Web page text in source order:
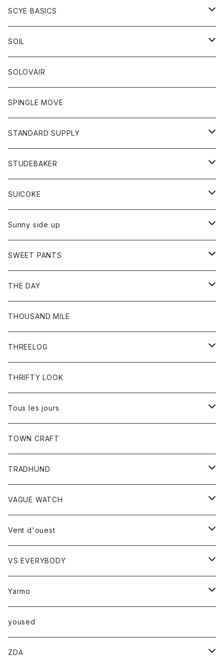
ボトム
ワンピース
パーカー
Tシャツ
トップス
Tシャツ
トレーナー
ボトム
ショートパンツ
スカート
レディース
スカート
Tシャツ
アクセサリー
バック
靴
アウター
カーディガン
コート
グッズ
ネクタイ
グローブ
アクセサリー
トップス
カットソー
カーディガン
ボトム
ショートパンツ
パンツ
レディース
カットソー
カーディガン
ワンピース
コート
SCYE BASICS
ボトム
ジーンズ
チノパン
トップス
ポロシャツ
ベスト
靴
SOIL
靴
ワンピース
トップス
カットソー
ボトム
パンツ
オーバーオール
SOLOVAIR
SPINGLE MOVE
STANDARD SUPPLY
財布
バッグ
STUDEBAKER
アクセサリー
ブレスレット
リング
SUICOKE
ブーツ
サンダル
Sunny side up
アウター
Ｇジャン
ボトム
ジーンズ
SWEET PANTS
ボトム
ショートパンツ
THE DAY
トップス
Tシャツ
THOUSAND MILE
THREELOG
トップス
Tシャツ
THRIFTY LOOK
Tous les jours
トップス
レディース
カットソー
TOWN CRAFT
TRADHUND
セーター
ベスト
VAGUE WATCH
時計
Vent d'ouest
ボトム
スカート
トップス
ベスト
VS EVERYBODY
トップス
Ｔシャツ
Yarmo
アウター
コート
小物
yoused
ZDA